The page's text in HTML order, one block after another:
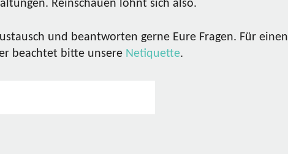
Reinschauen lohnt sich also.
und beantworten gerne Eure Fragen. Für einen
beachtet bitte unsere Netiquette.